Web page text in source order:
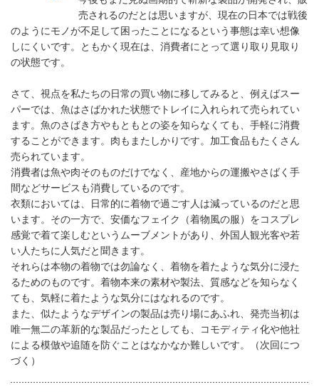
売されるのだとは思いますが、現在の日本では戦後
のようにモノが不足して困ったことになるという事態は幸い想像
しにくいです。ともかく現在は、消費者にとって選り取り見取り
の状態です。
さて、視点を私たちの日常の買い物に移してみると、例えばスー
パーでは、魚はさばかれた状態でトレイに入れられて売られてい
ます。魚のさばき方やもともとの姿を知らなくても、手軽に消費
することができます。肉もまたしかりです。加工食品もたくさん
売られています。
消費者は魚や肉そのものだけでなく、産地からの運搬やさばく手
間などサービスも消費しているのです。
衣類においては、日常的に着物で過ごす人は減っているのだと思
います。その一方で、安価なフェイク（着物風の服）をコスプレ
感覚で着て楽しむというムーブメントがあり、外国人観光客や若
い人たちに人気だと聞きます。
それらは本物の着物では勿論なく、着物を着たような気分に浸た
るためのものです。着物本来の素材や製法、質感などを知らなく
ても、気軽に着たような気分にはなれるのです。
また、似たようなデザインの製品は売り場にあふれ、発売当初は
唯一無二の革新的な製品だったとしても、コモディティ化や他社
による模倣や追随を防ぐことはなかなか難しいです。（次回につ
づく）